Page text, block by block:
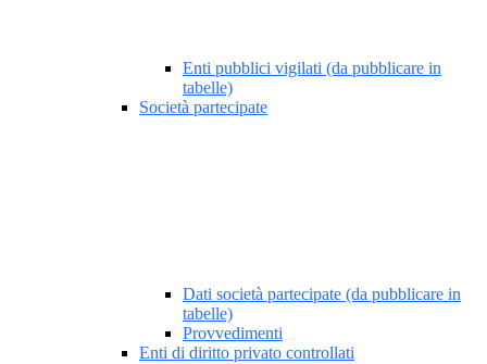
Enti pubblici vigilati (da pubblicare in
tabelle)
Società partecipate
Dati società partecipate (da pubblicare in
tabelle)
Provvedimenti
Enti di diritto privato controllati